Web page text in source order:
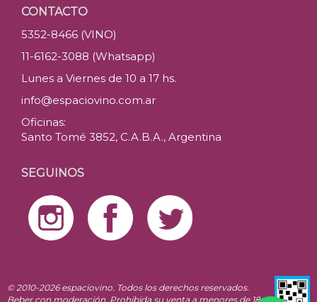
CONTACTO
5352-8466 (VINO)
11-6162-3088 (Whatsapp)
Lunes a Viernes de 10 a 17 hs.
info@espaciovino.com.ar
Oficinas:
Santo Tomé 3852, C.A.B.A., Argentina
SEGUINOS
© 2010-2026 espaciovino. Todos los derechos reservados.
Beber con moderación. Prohibida su venta a menores de 18